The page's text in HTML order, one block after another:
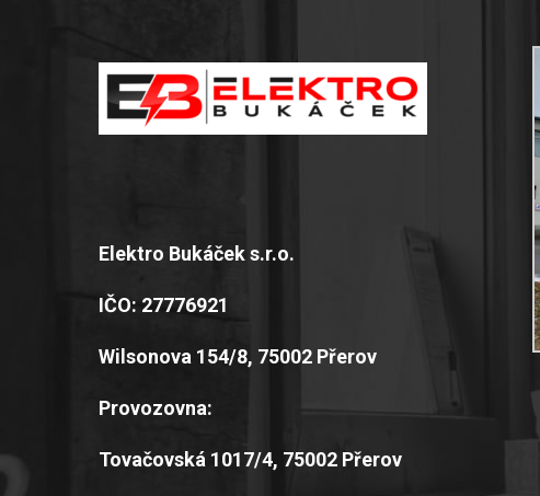
Elektro Bukáček s.r.o.
IČO: 27776921
Wilsonova 154/8, 75002 Přerov
Provozovna:
Tovačovská 1017/4, 75002 Přerov